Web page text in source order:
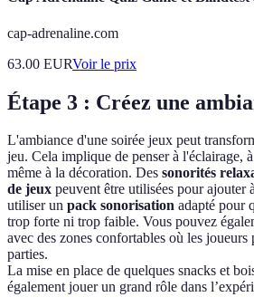
cap-adrenaline.com
63.00 EURVoir le prix
Étape 3 : Créez une
L'ambiance d'une soirée jeux peut
jeu. Cela implique de penser à l'éclairage,
même à la décoration. Des sonorités
de jeux peuvent être utilisées pour ajouter
utiliser un pack sonorisation adapté pour
trop forte ni trop faible. Vous pouvez
avec des zones confortables où les joueurs
parties.
La mise en place de quelques snacks et
également jouer un grand rôle dans